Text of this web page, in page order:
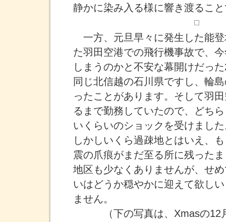
静かに染み入る様に響き渡るこ
一方、元旦早々に発生した能
た羽田空港での飛行機事故で、
しまうのかと不安な幕開けだっ
同じ北信越の石川県ですし、輪
ったことがあります。そして羽
るまで勤務していたので、どち
いくらいのショックを受けまし
しかしいくら過疎地とはいえ、
震の爪痕がまだ至る所に残った
地区も少なくありませんが、せ
いはどうか穏やかに迎えて欲し
ません。
（下の写真は、Xmasの12月